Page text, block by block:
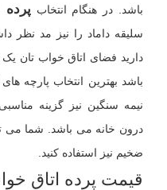
باشد. در هنگام انتخاب
سلیقه داماد را نیز مد نظر
دارید فضای اتاق خواب تان
باشد بهترین انتخاب پارچه
نیمه سنگین نیز گزینه
درون خانه می باشد. شما می
ضخیم نیز استفاده کنید.
قیمت پرده اتاق